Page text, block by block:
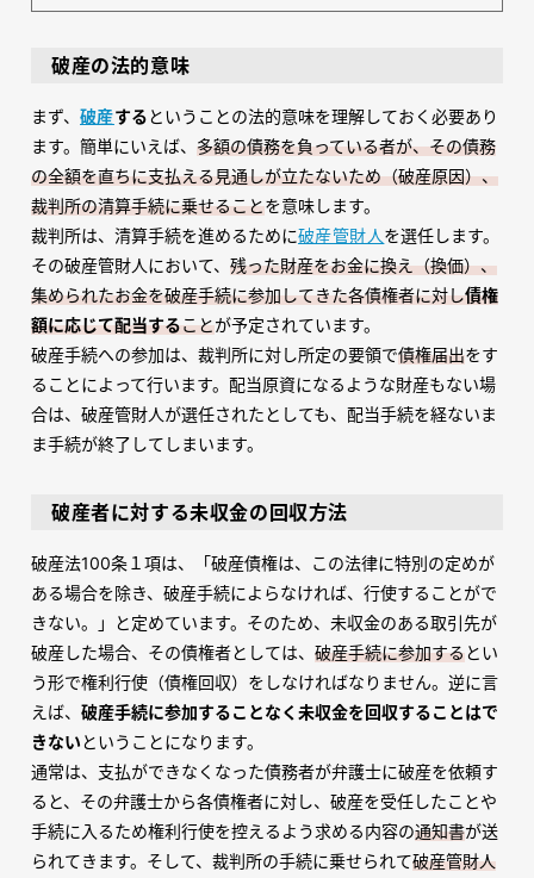
破産の法的意味
まず、 破産するということの法的意味を理解しておく必要あり
ます。簡単にいえば、 多額の債務を負っている者が、その債務
の全額を直ちに支払える見通しが立たないため（破産原因）、
裁判所の清算手続に乗せることを意味します。
裁判所は、清算手続を進めるために破産管財人 を選任します。
その破産管財人において、 残った財産をお金に換え（換価）、
集められたお金を破産手続に参加してきた各債権者に対し債権
額に応じて配当することが予定されています。
破産手続への参加は、裁判所に対し所定の要領で債権届出をす
ることによって行います。配当原資になるような財産もない場
合は、破産管財人が選任されたとしても、配当手続を経ないま
ま手続が終了してしまいます。
破産者に対する未収金の回収方法
破産法100条１項は、「破産債権は、この法律に特別の定めが
ある場合を除き、破産手続によらなければ、行使することがで
きない。」と定めています。そのため、未収金のある取引先が
破産した場合、その債権者としては、 破産手続に参加するとい
う形で権利行使（債権回収）をしなければなりません。逆に言
えば、 破産手続に参加することなく未収金を回収することはで
きないということになります。
通常は、支払ができなくなった債務者が弁護士に破産を依頼す
ると、その弁護士から各債権者に対し、破産を受任したことや
手続に入るため権利行使を控えるよう求める内容の通知書が送
られてきます。そして、裁判所の手続に乗せられて破産管財人